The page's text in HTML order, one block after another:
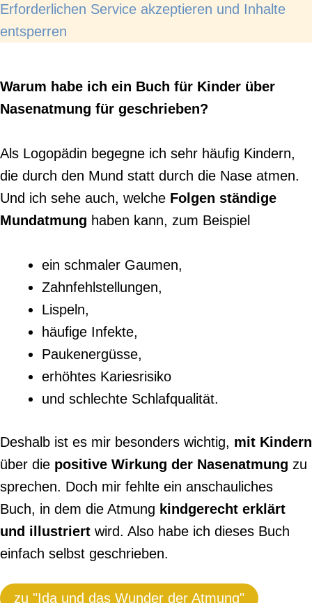
Erforderlichen Service akzeptieren und Inhalte
entsperren
Warum habe ich ein Buch für Kinder über
Nasenatmung für geschrieben?
Als Logopädin begegne ich sehr häufig Kindern,
die durch den Mund statt durch die Nase atmen.
Und ich sehe auch, welche Folgen ständige
Mundatmung haben kann, zum Beispiel
ein schmaler Gaumen,
Zahnfehlstellungen,
Lispeln,
häufige Infekte,
Paukenergüsse,
erhöhtes Kariesrisiko
und schlechte Schlafqualität.
Deshalb ist es mir besonders wichtig, mit Kindern
über die positive Wirkung der Nasenatmung zu
sprechen. Doch mir fehlte ein anschauliches
Buch, in dem die Atmung kindgerecht erklärt
und illustriert wird. Also habe ich dieses Buch
einfach selbst geschrieben.
zu "Ida und das Wunder der Atmung"